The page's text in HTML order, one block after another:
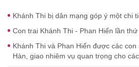
Khánh Thi bị dân mạng góp ý một chi
Con trai Khánh Thi - Phan Hiển lần
Khánh Thi và Phan Hiển được các
Hàn, giao nhiêm vụ quan trọng cho